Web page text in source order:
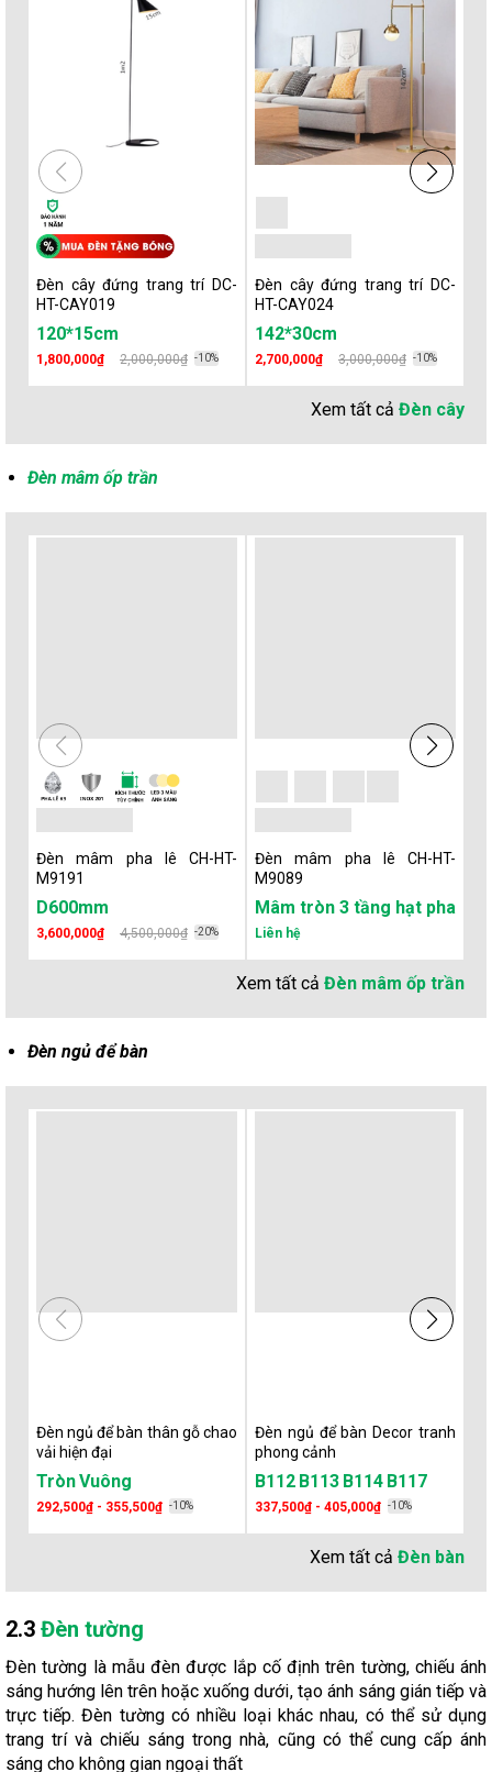
Đèn cây đứng trang trí DC-
HT-CAY019
120*15cm
1,800,000₫ 2,000,000₫ -10%
Đèn cây đứng trang trí DC-
HT-CAY024
142*30cm
2,700,000₫ 3,000,000₫ -10%
Xem tất cả Đèn cây
Đèn mâm ốp trần
Đèn mâm pha lê CH-HT-
M9191
D600mm
3,600,000₫ 4,500,000₫ -20%
Đèn mâm pha lê CH-HT-
M9089
Mâm tròn 3 tầng hạt pha lê
Liên hệ
Xem tất cả Đèn mâm ốp trần
Đèn ngủ để bàn
Đèn ngủ để bàn thân gỗ chao
vải hiện đại
TrònVuông
292,500₫ - 355,500₫ -10%
Đèn ngủ để bàn Decor tranh
phong cảnh
B112 B113 B114 B117
337,500₫ - 405,000₫ -10%
Xem tất cả Đèn bàn
2.3 Đèn tường
Đèn tường là mẫu đèn được lắp cố định trên tường, chiếu ánh
sáng hướng lên trên hoặc xuống dưới, tạo ánh sáng gián tiếp và
trực tiếp. Đèn tường có nhiều loại khác nhau, có thể sử dụng
trang trí và chiếu sáng trong nhà, cũng có thể cung cấp ánh
sáng cho không gian ngoại thất